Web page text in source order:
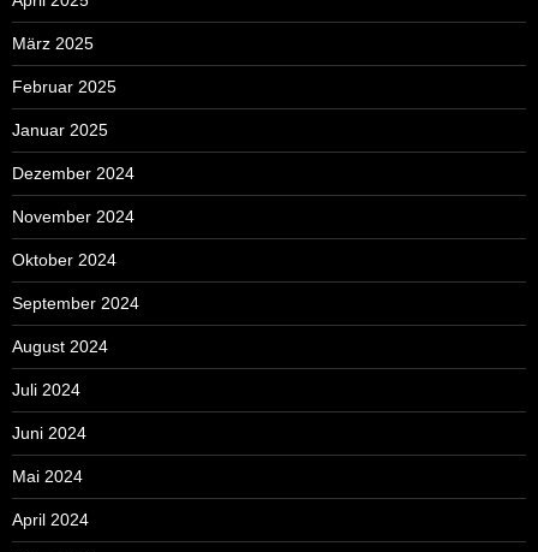
März 2025
Februar 2025
Januar 2025
Dezember 2024
November 2024
Oktober 2024
September 2024
August 2024
Juli 2024
Juni 2024
Mai 2024
April 2024